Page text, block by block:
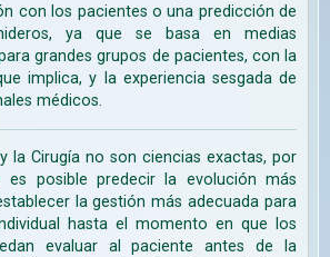
con los pacientes o una predicción de
ya que se basa en medias
grandes grupos de pacientes, con la
implica, y la experiencia sesgada de
médicos.
la Cirugía no son ciencias exactas, por
es posible predecir la evolución más
la gestión más adecuada para
hasta el momento en que los
evaluar al paciente antes de la